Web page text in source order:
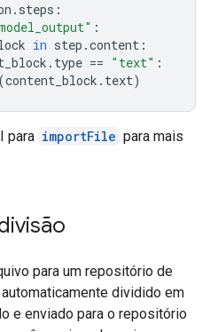
. steps :
:
in step .content :
. type == "text" :
(content_block . text)
para importFile para mais
para um repositório de
dividido em
e enviado para o repositório